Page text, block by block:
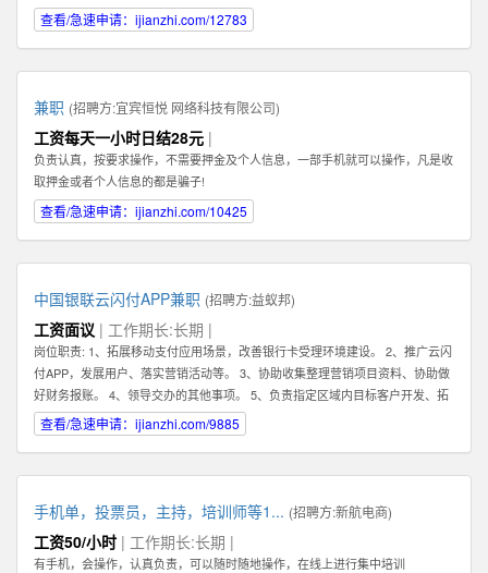
查看/急速申请：ijianzhi.com/12783
兼职 (招聘方:宜宾恒悦 网络科技有限公司)
工资每天一小时日结28元 |
负责认真，按要求操作，不需要押金及个人信息，一部手机就可以操作，凡是收
取押金或者个人信息的都是骗子!
查看/急速申请：ijianzhi.com/10425
中国银联云闪付APP兼职 (招聘方:益蚁邦)
工资面议 | 工作期长:长期 |
岗位职责: 1、拓展移动支付应用场景，改善银行卡受理环境建设。 2、推广云闪
付APP，发展用户、落实营销活动等。 3、协助收集整理营销项目资料、协助做
好财务报账。 4、领导交办的其他事项。 5、负责指定区域内目标客户开发、拓
展、维护 6、根据市场业务发展，提出积极的、符合产品的市场发展的建议和意
见。 7、迅速反馈目标市场客户的信息，及时完善服务。 8、完成销售业绩指
吃苦耐劳的精神，能够在压力下完成任务。 2、具有良好的沟通能力及客户服务
意识，可以与客户进行良好的沟通。 任职资格: 1、有强烈的责任心，以及具有
吃苦耐劳的精神，能够在压力下完成任务。 2、具有良好的沟通能力及客户服务
意识，可以与客户进行良好的沟通。
查看/急速申请：ijianzhi.com/9885
手机单，投票员，主持，培训师等1... (招聘方:新航电商)
工资50/小时 | 工作期长:长期 |
有手机，会操作，认真负责，可以随时随地操作，在线上进行集中培训